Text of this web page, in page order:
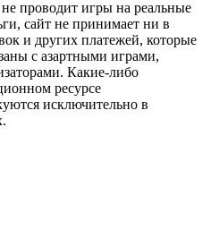
не проводит игры на реальные
сайт не принимает ни в
и других платежей, которые
с азартными играми,
Какие-либо
ресурсе
исключительно в